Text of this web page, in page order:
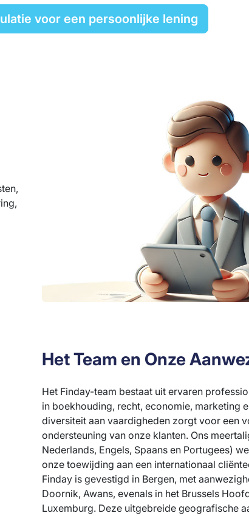
voor een persoonlijke lening
Het Team en Onze
Het Finday-team bestaat uit ervaren
in boekhouding, recht, economie, marketing
diversiteit aan vaardigheden zorgt voor een
ondersteuning van onze klanten. Ons
Nederlands, Engels, Spaans en Portugees)
onze toewijding aan een internationaal
Finday is gevestigd in Bergen, met
Doornik, Awans, evenals in het Brussels
Luxemburg. Deze uitgebreide geografische